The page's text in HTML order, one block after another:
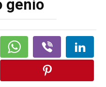
genio